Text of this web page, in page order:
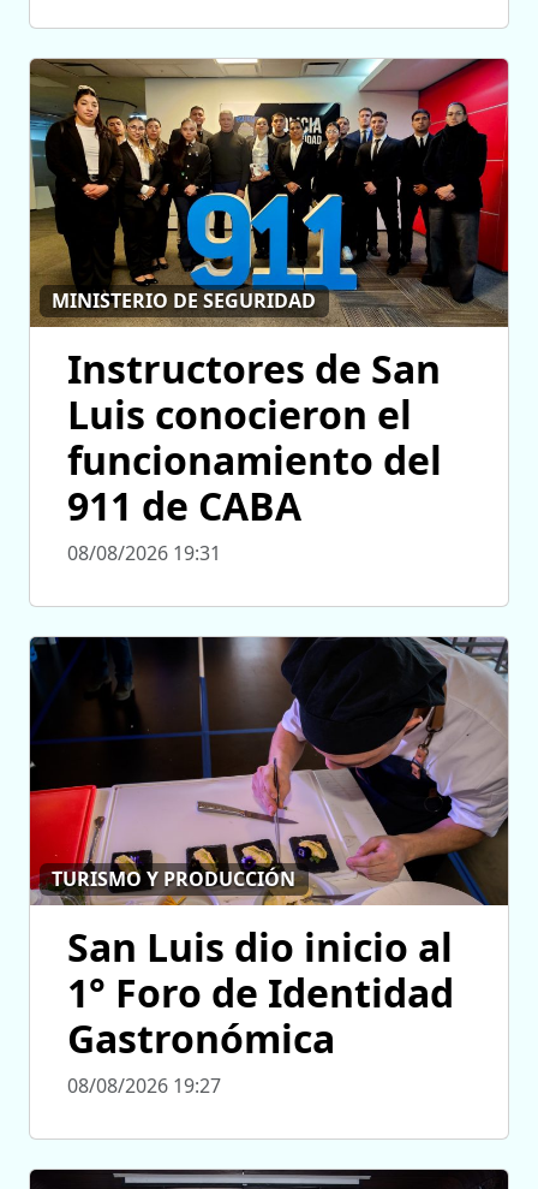
MINISTERIO DE SEGURIDAD
Instructores de San
Luis conocieron el
funcionamiento del
911 de CABA
08/08/2026 19:31
TURISMO Y PRODUCCIÓN
San Luis dio inicio al
1° Foro de Identidad
Gastronómica
08/08/2026 19:27